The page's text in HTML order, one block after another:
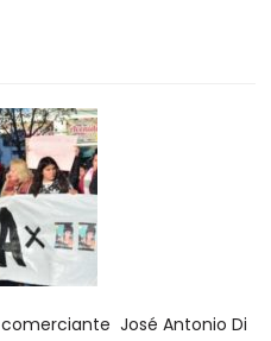
José Antonio Di